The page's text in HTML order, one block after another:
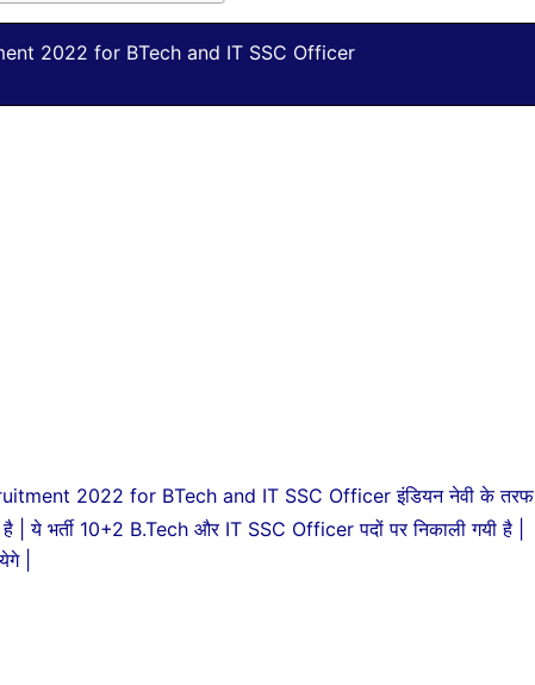
2022 for BTech and IT SSC Officer
2022 for BTech and IT SSC Officer इंडियन नेवी के तरफ
| ये भर्ती 10+2 B.Tech और IT SSC Officer पदों पर निकाली गयी है |
|